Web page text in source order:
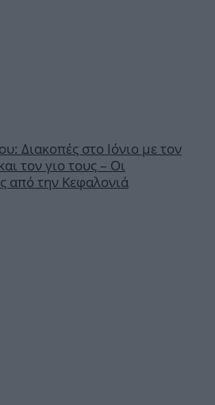
Διακοπές στο Ιόνιο με τον
τον γιο τους – Οι
από την Κεφαλονιά